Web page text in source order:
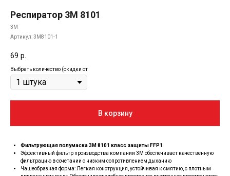
Респиратор 3M 8101
3M
Артикул:3М8101-1
69 р.
Выбрать количество (скидки от
В корзину
Фильтрующая полумаска 3М 8101 класс защиты FFP1
Эффективный фильтр производства компании 3М обеспечивает качественную
фильтрацию в сочетании с низким сопротивлением дыханию
Чашеобразная форма: Легкая конструкция, устойчивая к смятию, с плотным